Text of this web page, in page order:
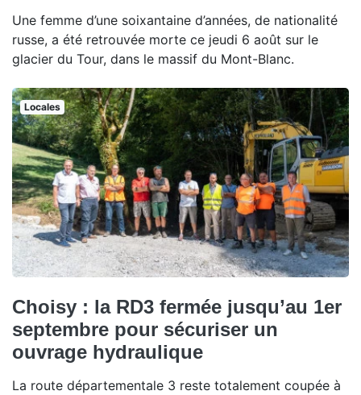
Une femme d’une soixantaine d’années, de nationalité
russe, a été retrouvée morte ce jeudi 6 août sur le
glacier du Tour, dans le massif du Mont-Blanc.
Locales
Choisy : la RD3 fermée jusqu’au 1er
septembre pour sécuriser un
ouvrage hydraulique
La route départementale 3 reste totalement coupée à